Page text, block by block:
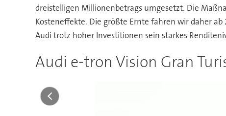
dreistelligen Millionenbetrags umgesetzt. Die
Kosteneffekte. Die größte Ernte fahren wir daher
Audi trotz hoher Investitionen sein starkes
Audi e-tron Vision Gran